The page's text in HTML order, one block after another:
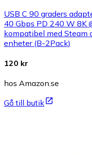
USB C 90 graders
40 Gbps PD 240 W 8K
kompatibel med Steam
enheter (B-2Pack)
120 kr
hos Amazon.se
Gå till butik